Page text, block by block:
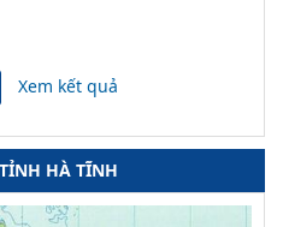
Xem kết quả
HÀ TĨNH